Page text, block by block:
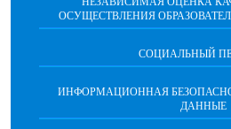
ОСУЩЕСТВЛЕНИЯ
СОЦИАЛЬНЫЙ
ИНФОРМАЦИОННАЯ
ДАННЫЕ